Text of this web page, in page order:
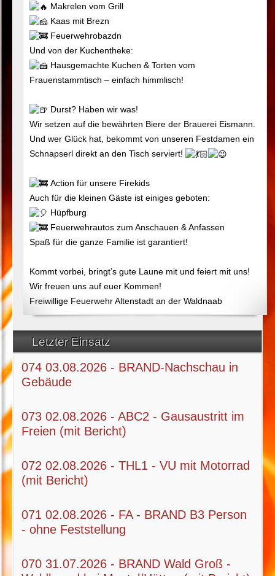
Letzter Einsatz
074 03.08.2026 - BRAND-Nachschau in
Gebäude
073 02.08.2026 - ABC2 - Gausaustritt im
Freien (mit Bericht)
072 02.08.2026 - THL1 - VU mit Motorrad
(mit Bericht)
071 02.08.2026 - FA - BRAND B3 Person
- ohne Feststellung
070 31.07.2026 - BRAND Wald Groß -
Makrelen vom Grill
Kaas mit Brezn
Feuerwehrobazdn
Und von der Kuchentheke:
Hausgemachte Kuchen & Torten vom
Frauenstammtisch – einfach himmlisch!
Durst? Haben wir was!
Wir setzen auf die bewährten Biere der Brauerei Eismann.
Und wer Glück hat, bekommt von unseren Festdamen ein
Schnapserl direkt an den Tisch serviert!
Action für unsere Firekids
Auch für die kleinen Gäste ist einiges geboten:
Hüpfburg
Feuerwehrautos zum Anschauen & Anfassen
Spaß für die ganze Familie ist garantiert!
Kommt vorbei, bringt’s gute Laune mit und feiert mit uns!
Wir freuen uns auf euer Kommen!
Freiwillige Feuerwehr Altenstadt an der Waldnaab